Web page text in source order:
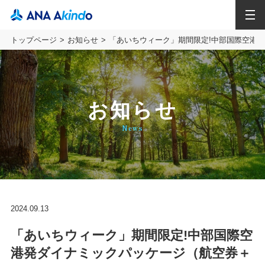
トップページ お知らせ 「あいちウィーク」期間限定!中部国際空港
お知らせ
News
2024.09.13
「あいちウィーク」期間限定!中部国際空
港発ダイナミックパッケージ（航空券＋